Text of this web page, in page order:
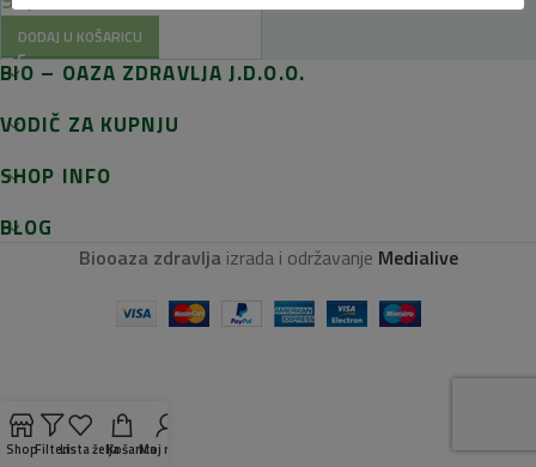
DODAJ U KOŠARICU
BIO – OAZA ZDRAVLJA J.D.O.O.
VODIČ ZA KUPNJU
SHOP INFO
BLOG
Biooaza zdravlja izrada i održavanje Medialive
ShopFilteriLista željaKošaricaMoj račun